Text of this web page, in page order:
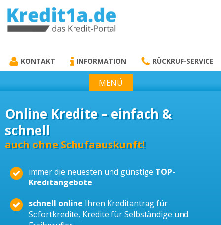
KREDIT1A.DE
KONTAKT INFORMATION RÜCKRUF-SERVICE
MENÜ
Online Kredite – einfach &
schnell
auch ohne Schufaauskunft!
immer die neuesten und günstige TOP-
Kreditangebote
schnell online Ihren Kreditantrag für
Sofortkredite, Kredite für Selbständige und